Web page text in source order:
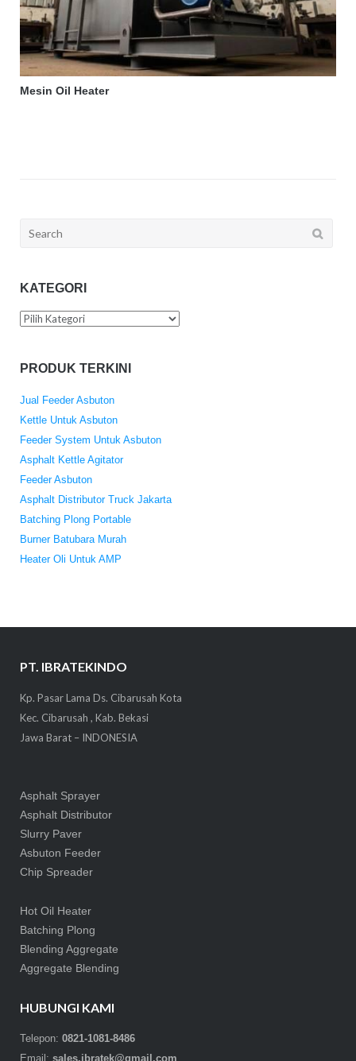
Mesin Oil Heater
Search
KATEGORI
Kategori
PRODUK TERKINI
Jual Feeder Asbuton
Kettle Untuk Asbuton
Feeder System Untuk Asbuton
Asphalt Kettle Agitator
Feeder Asbuton
Asphalt Distributor Truck Jakarta
Batching Plong Portable
Burner Batubara Murah
Heater Oli Untuk AMP
PT. IBRATEKINDO
Kp. Pasar Lama Ds. Cibarusah Kota
Kec. Cibarusah , Kab. Bekasi
Jawa Barat – INDONESIA
Asphalt Sprayer
Asphalt Distributor
Slurry Paver
Asbuton Feeder
Chip Spreader
Hot Oil Heater
Batching Plong
Blending Aggregate
Aggregate Blending
HUBUNGI KAMI
Telepon: 0821-1081-8486
Email: sales.ibratek@gmail.com